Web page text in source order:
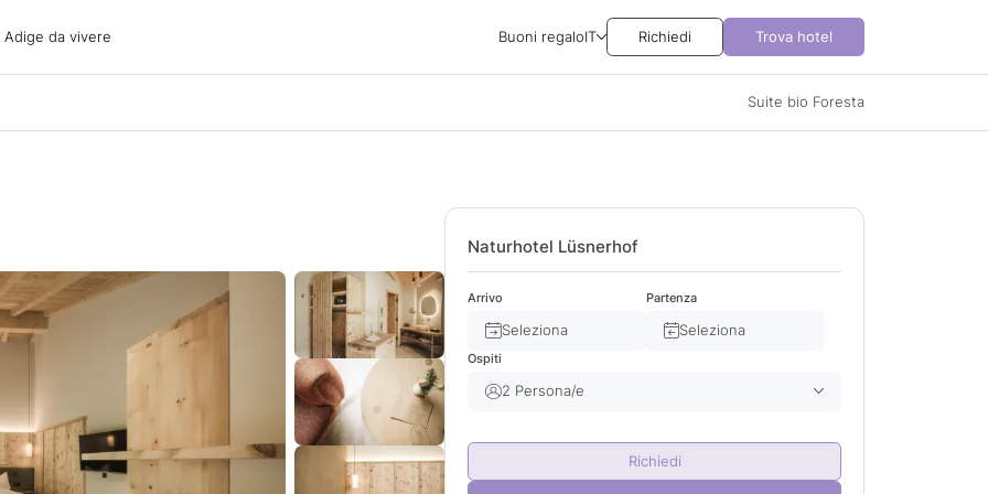
Adige da vivere Buoni regaloIT Richiedi Trova hotel
Suite bio Foresta
Naturhotel Lüsnerhof
Arrivo
Seleziona
Partenza
Seleziona
Ospiti
2 Persona/e
Bambino/i 0
Richiedi